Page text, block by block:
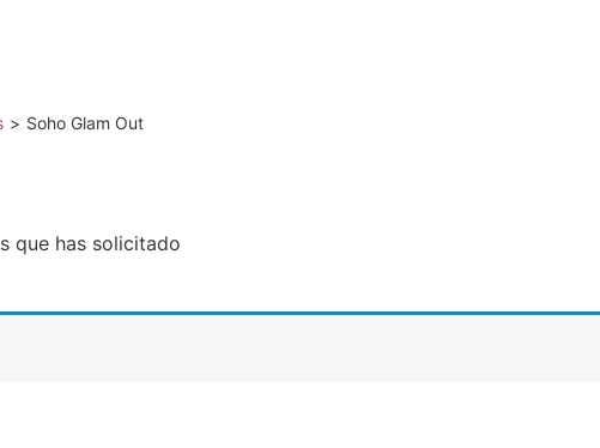
> Soho Glam Out
que has solicitado